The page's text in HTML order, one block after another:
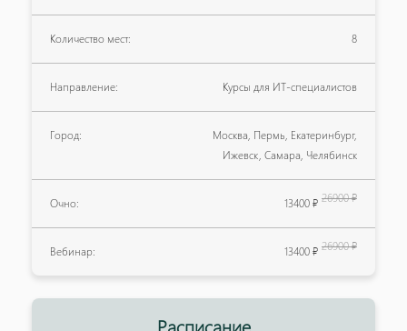
Количество мест: 8
Направление: Курсы для ИТ-специалистов
Город:
Москва, Пермь, Екатеринбург,
Ижевск, Самара, Челябинск
Очно: 13400 ₽ 26900 ₽
Вебинар: 13400 ₽ 26900 ₽
Расписание